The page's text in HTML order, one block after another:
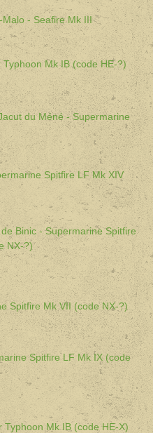
- Seafire Mk III
Mk IB (code HE-?)
du Méné - Supermarine
Spitfire LF Mk XIV
Binic - Supermarine Spitfire
NX-?)
Spitfire Mk VII (code NX-?)
Spitfire LF Mk IX (code
Mk IB (code HE-X)